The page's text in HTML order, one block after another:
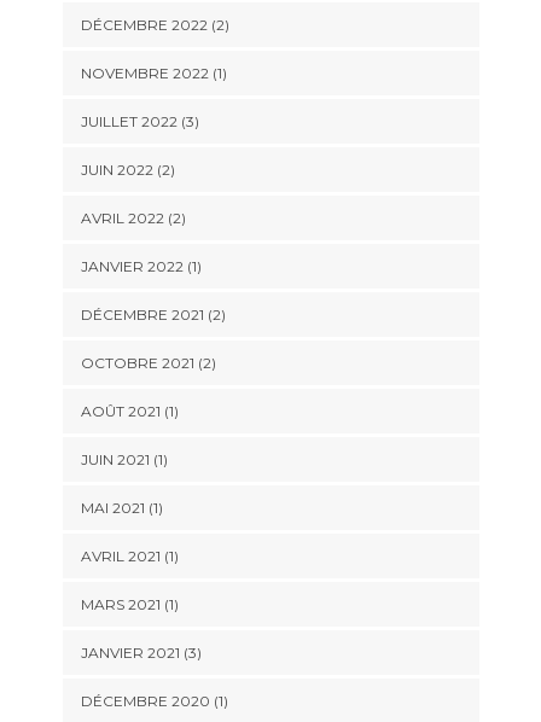
DÉCEMBRE 2022(2)
NOVEMBRE 2022(1)
JUILLET 2022(3)
JUIN 2022(2)
AVRIL 2022(2)
JANVIER 2022(1)
DÉCEMBRE 2021 (2)
OCTOBRE 2021 (2)
AOÛT 2021 (1)
JUIN 2021 (1)
MAI 2021 (1)
AVRIL 2021 (1)
MARS 2021 (1)
JANVIER 2021 (3)
DÉCEMBRE 2020 (1)